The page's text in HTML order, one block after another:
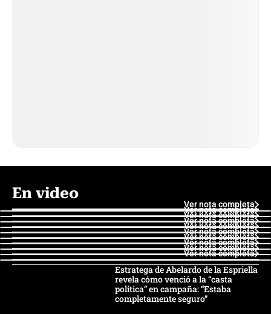
En video
Ver nota completa
Ver nota completa
Ver nota completa
Ver nota completa
Ver nota completa
Ver nota completa
Ver nota completa
Ver nota completa
Ver nota completa
Ver nota completa
Estratega de Abelardo de la Espriella
revela cómo venció a la “casta
política” en campaña: “Estaba
completamente seguro”